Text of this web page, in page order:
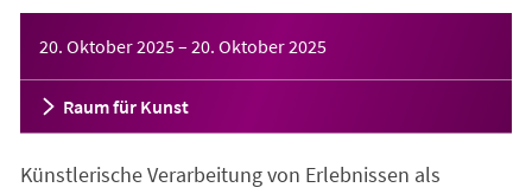
20. Oktober 2025– 20. Oktober 2025
Raum für Kunst
Künstlerische Verarbeitung von Erlebnissen als